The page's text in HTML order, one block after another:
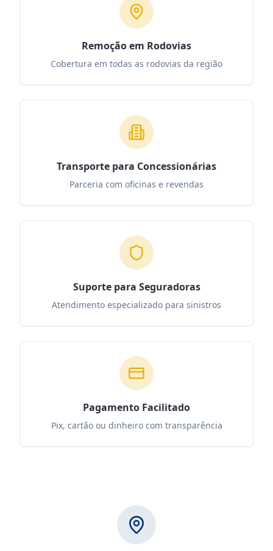
Remoção em Rodovias
Cobertura em todas as rodovias da região
Transporte para Concessionárias
Parceria com oficinas e revendas
Suporte para Seguradoras
Atendimento especializado para sinistros
Pagamento Facilitado
Pix, cartão ou dinheiro com transparência